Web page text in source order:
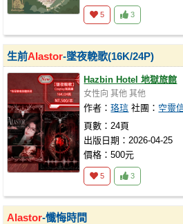
5 3
生前Alastor-墜夜輓歌(16K/24P)
Hazbin Hotel 地獄旅館
女性向 其他 其他
作者：珞琂 社團： 空靈
頁數：24頁
出版日期：2026-04-25
價格：500元
5 3
Alastor-懺悔時間